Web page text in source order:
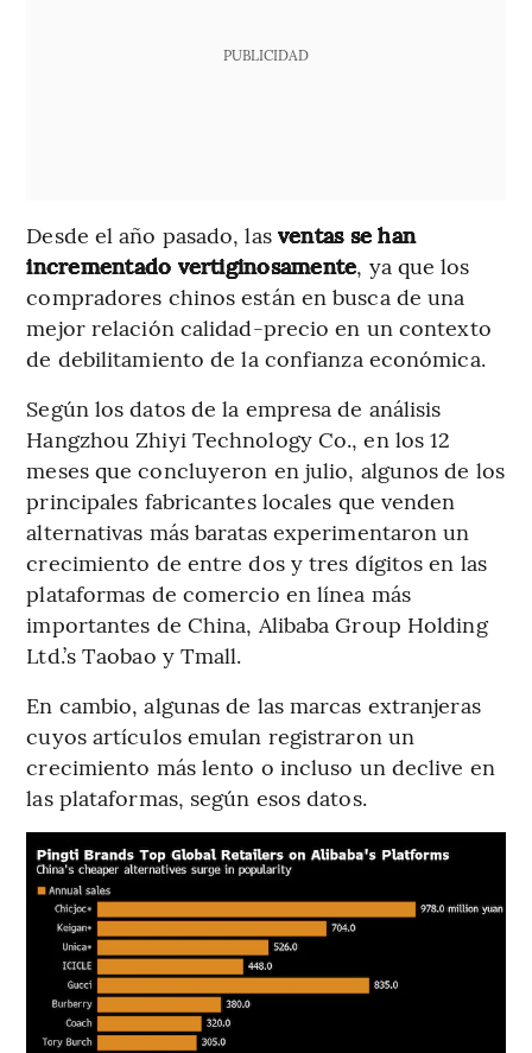
PUBLICIDAD
Desde el año pasado, las ventas se han
incrementado vertiginosamente, ya que los
compradores chinos están en busca de una
mejor relación calidad-precio en un contexto
de debilitamiento de la confianza económica.
Según los datos de la empresa de análisis
Hangzhou Zhiyi Technology Co., en los 12
meses que concluyeron en julio, algunos de los
principales fabricantes locales que venden
alternativas más baratas experimentaron un
crecimiento de entre dos y tres dígitos en las
plataformas de comercio en línea más
importantes de China, Alibaba Group Holding
Ltd.’s Taobao y Tmall.
En cambio, algunas de las marcas extranjeras
cuyos artículos emulan registraron un
crecimiento más lento o incluso un declive en
las plataformas, según esos datos.